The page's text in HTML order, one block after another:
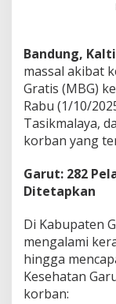
Bandung,
massal akibat
Gratis (MBG)
Rabu (1/10/
Tasikmalaya,
korban yang
Garut: 282
Ditetapkan
Di Kabupaten
mengalami
hingga
Kesehatan
korban: